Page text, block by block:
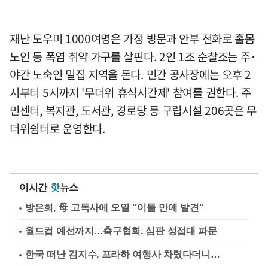
재난 도우미 1000여명은 가정 방문과 안부 전화로 홀몸
노인 등 폭염 취약 가구를 살핀다. 2인 1조 순찰조는 주·
야간 노숙인 밀집 지역을 돈다. 민간 공사장에는 오후 2
시부터 5시까지 '무더위 휴식시간제' 참여를 권한다. 주
민센터, 복지관, 도서관, 경로당 등 구립시설 206곳은 무
더위쉼터로 운영한다.
이시간 핫뉴스
방은희, 母 고독사에 오열 "이틀 만에 발견"
월드컵 예선까지…축구협회, 심판 성접대 파문
한국 떠난 김지수, 프라하 여행사 차렸다더니…